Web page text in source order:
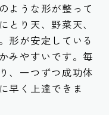
ような形が整って
とり天、野菜天、
形が安定している
みやすいです。毎
、一つずつ成功体
早く上達できま